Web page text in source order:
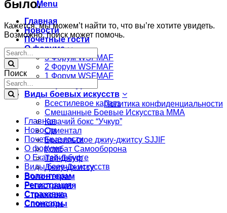
Menu
Главная
Новости
Почетные гости
О форуме
3 Форум WSFMAF
2 Форум WSFMAF
1 Форум WSFMAF
О Екатеринбурге
Виды боевых искусств
Всестилевое каратэ
Смешанные Боевые Искусства ММА
Казачий бокс “Учкур”
Ориентал
Бразильское джиу-джитсу SJJIF
Комбат Самооборона
Тай-Джуф
Джиу-Джитсу
Волонтерам
Регистрация
Страховка
Спонсоры
было.
Кажется, мы можем’t найти то, что вы’re хотите увидеть.
Возможно, поиск может помочь.
Поиск
Политика конфиденциальности
Главная
Новости
Почетные гости
О форуме
О Екатеринбурге
Виды боевых искусств
Волонтерам
Регистрация
Страховка
Спонсоры